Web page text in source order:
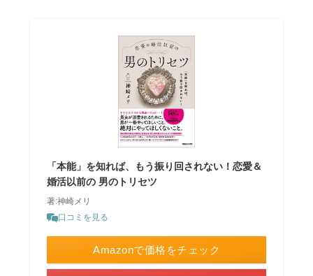
「本能」を知れば、もう振り回されない！恋愛＆
婚活以前の 男のトリセツ
著:神崎メリ
口コミを見る
Amazonで価格をチェック